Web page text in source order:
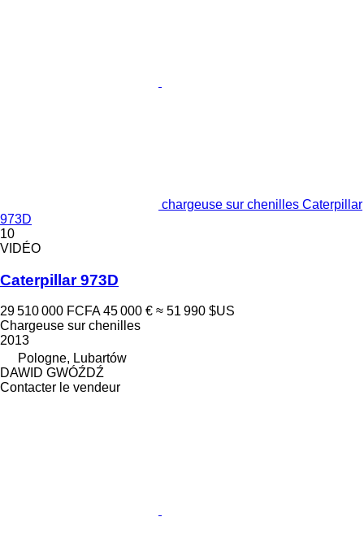
chargeuse sur chenilles Caterpillar
973D
10
VIDÉO
Caterpillar 973D
29 510 000 FCFA 45 000 € ≈ 51 990 $US
Chargeuse sur chenilles
2013
Pologne, Lubartów
DAWID GWÓŹDŹ
Contacter le vendeur